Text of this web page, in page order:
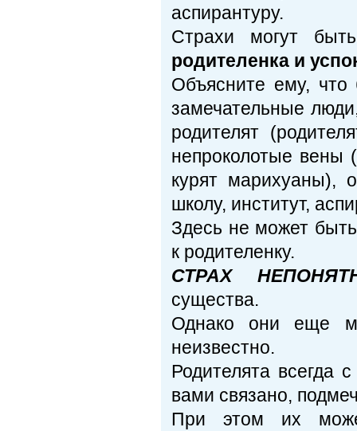
аспирантуру.
Страхи могут
родителенка и
Объясните ему,
замечательные
родителят
непроколотые вены
курят марихуаны),
школу, институт,
Здесь не может
к родителенку.
СТРАХ
существа.
Однако они еще
неизвестно.
Родителята всегда
вами связано,
При этом их